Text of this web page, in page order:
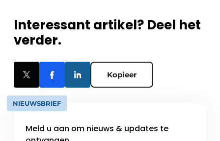
Interessant artikel? Deel het
verder.
Kopieer
NIEUWSBRIEF
Meld u aan om nieuws & updates te